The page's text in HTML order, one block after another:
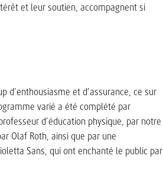
et leur soutien, accompagnent si
d’enthousiasme et d’assurance, ce sur
varié a été complété par
d’éducation physique, par notre
Olaf Roth, ainsi que par une
Sans, qui ont enchanté le public par